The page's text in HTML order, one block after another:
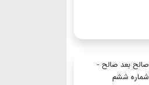
صالح بعد صالح -
شماره ششم